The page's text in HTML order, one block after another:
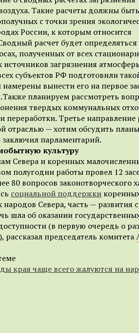
Такие расчеты должны
с точки зрения
России, к которым относится
расчет будет определяться
полученных от всех
загрязнения
субъектов РФ подготовили
намерены вынести его на первое
планируем рассмотреть
твердых коммунальных
переработки. Третье направление
отраслью — хотим обсудить планы
заключил парламентарий.
культуру
Севера и коренных
полугодии работы провел 12
80 вопросов законотворческого
социальной поддержки
Севера, часть — развития
шла об оказании
(в первую очередь о
рассказал председатель комитета
края чаще всего жалуются на